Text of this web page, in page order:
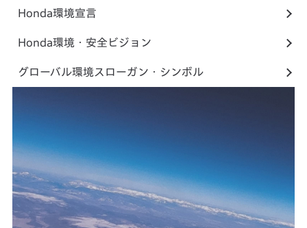
Honda環境宣言
Honda環境・安全ビジョン
グローバル環境スローガン・シンボル